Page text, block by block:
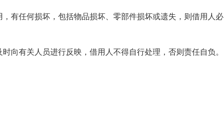
有任何损坏，包括物品损坏、零部件损坏或遗失，则借用人必
向有关人员进行反映，借用人不得自行处理，否则责任自负。